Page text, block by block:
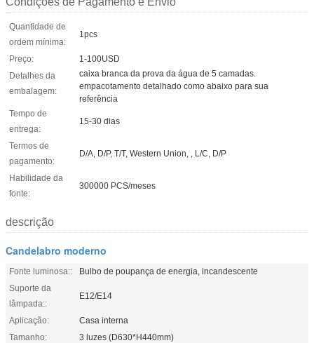
Quantidade de
ordem mínima:
1pcs
Preço:
1-100USD
Detalhes da
embalagem:
caixa branca da prova da água de 5 camadas.
empacotamento detalhado como abaixo para sua
referência
Tempo de
entrega:
15-30 dias
Termos de
pagamento:
D/A, D/P, T/T, Western Union, , L/C, D/P
Habilidade da
fonte:
300000 PCS/meses
descrição
Candelabro moderno
Fonte luminosa::
Bulbo de poupança de energia, incandescente
Suporte da
lâmpada::
E12/E14
Aplicação:
Casa interna
Tamanho:
3 luzes (D630*H440mm)